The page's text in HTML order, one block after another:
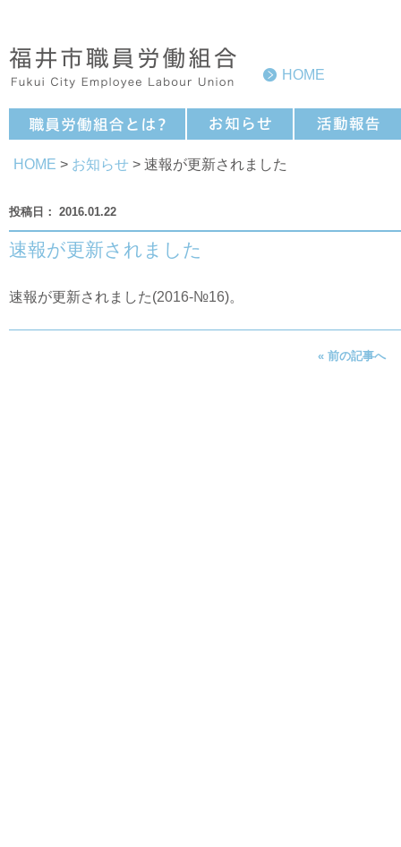
HOME
HOME > お知らせ > 速報が更新されました
2016.01.22
速報が更新されました
速報が更新されました(2016-№16)。
« 前の記事へ